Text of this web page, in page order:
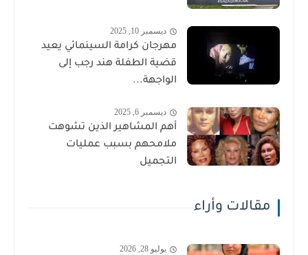
ديسمبر 10, 2025
مهرجان كرامة السينمائي يعيد
قضية الطفلة هند رجب إلى
الواجهة...
ديسمبر 6, 2025
أهم المشاهير الذين تشوهت
ملامحهم بسبب عمليات
التجميل
مقالات وأراء
يوليو 28, 2026